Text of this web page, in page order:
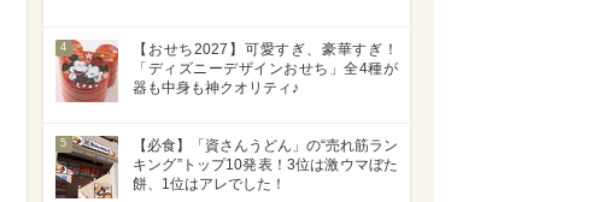
4
【おせち2027】可愛すぎ、豪華すぎ！
「ディズニーデザインおせち」全4種が
器も中身も神クオリティ♪
5
【必食】「資さんうどん」の“売れ筋ラン
キング”トップ10発表！3位は激ウマぼた
餅、1位はアレでした！